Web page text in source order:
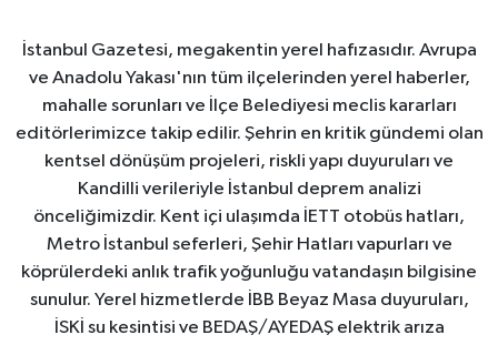
İstanbul Gazetesi, megakentin yerel hafızasıdır. Avrupa
ve Anadolu Yakası'nın tüm ilçelerinden yerel haberler,
mahalle sorunları ve İlçe Belediyesi meclis kararları
editörlerimizce takip edilir. Şehrin en kritik gündemi olan
kentsel dönüşüm projeleri, riskli yapı duyuruları ve
Kandilli verileriyle İstanbul deprem analizi
önceliğimizdir. Kent içi ulaşımda İETT otobüs hatları,
Metro İstanbul seferleri, Şehir Hatları vapurları ve
köprülerdeki anlık trafik yoğunluğu vatandaşın bilgisine
sunulur. Yerel hizmetlerde İBB Beyaz Masa duyuruları,
İSKİ su kesintisi ve BEDAŞ/AYEDAŞ elektrik arıza